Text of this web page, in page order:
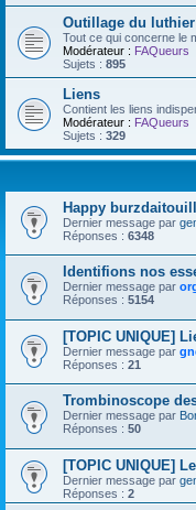
Outillage du luthier
Tout ce qui concerne le
Modérateur : FAQueurs
Sujets : 895
Liens
Contient les liens
Modérateur : FAQueurs
Sujets : 329
Happy
Dernier message par
Réponses : 6348
Identifions nos
Dernier message par
Réponses : 5154
[TOPIC UNIQUE]
Dernier message par
Réponses : 21
Trombinoscope
Dernier message par
Réponses : 50
[TOPIC UNIQUE]
Dernier message par
Réponses : 2